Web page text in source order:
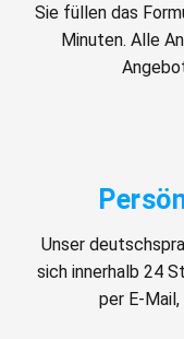
Sie füllen das
Minuten. Alle
Unser
sich innerhalb 24
per E-